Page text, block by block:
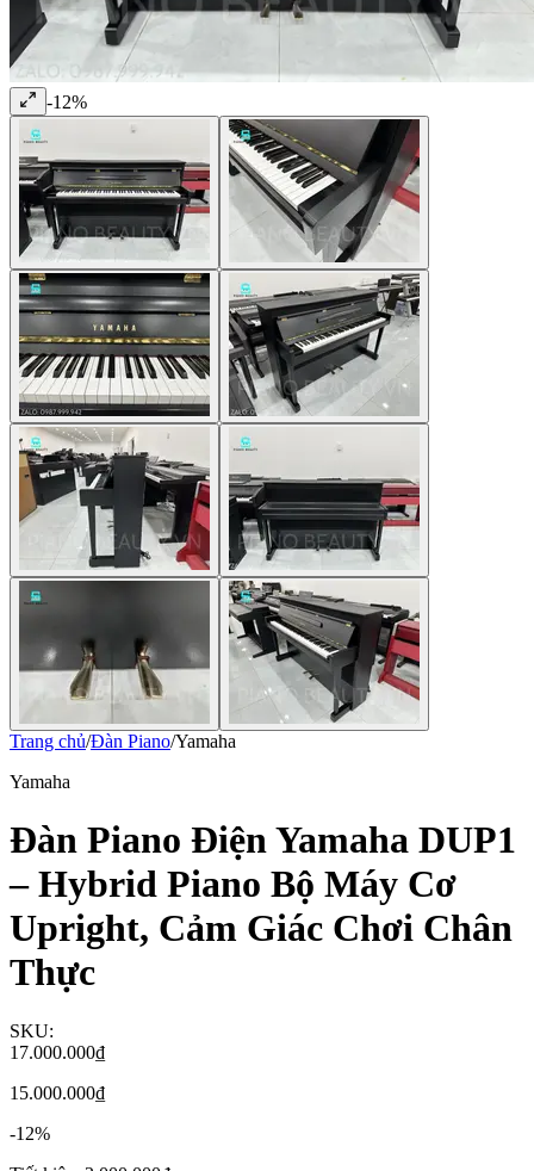
-12%
Trang chủ/Đàn Piano/Yamaha
Yamaha
Đàn Piano Điện Yamaha DUP1
– Hybrid Piano Bộ Máy Cơ
Upright, Cảm Giác Chơi Chân
Thực
SKU:
17.000.000₫
15.000.000₫
-12%